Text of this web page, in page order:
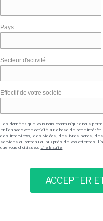
Pays
Secteur d'activité
Effectif de votre société
Les données que vous nous communiquez nous
en lien avec votre activité sur la base de notre
des interviews, des vidéos, des livres blancs,
services au contenu au plus près de vos attentes.
que vous choisissez. Lire la suite